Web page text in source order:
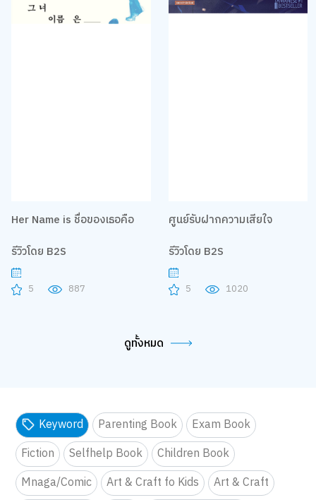
Her Name is ชื่อของเธอคือ
รีวิวโดย B2S
5 887
ศูนย์รับฝากความเสียใจ
รีวิวโดย B2S
5 1020
ดูทั้งหมด
Keyword Parenting Book
Exam Book
Fiction
Selfhelp Book
Children Book
Mnaga/Comic
Art & Craft fo Kids
Art & Craft